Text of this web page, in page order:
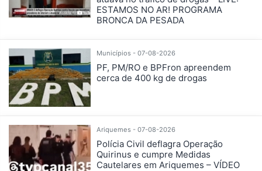
ESTAMOS NO AR! PROGRAMA
BRONCA DA PESADA
Municípios - 07-08-2026
PF, PM/RO e BPFron apreendem
cerca de 400 kg de drogas
Ariquemes - 07-08-2026
Polícia Civil deflagra Operação
Quirinus e cumpre Medidas
Cautelares em Ariquemes – VÍDEO